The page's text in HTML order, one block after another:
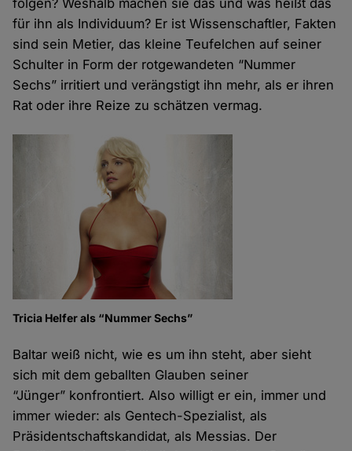
folgen? Weshalb machen sie das und was heißt das
für ihn als Individuum? Er ist Wissenschaftler, Fakten
sind sein Metier, das kleine Teufelchen auf seiner
Schulter in Form der rotgewandeten “Nummer
Sechs” irritiert und verängstigt ihn mehr, als er ihren
Rat oder ihre Reize zu schätzen vermag.
Tricia Helfer als “Nummer Sechs”
Baltar weiß nicht, wie es um ihn steht, aber sieht
sich mit dem geballten Glauben seiner
“Jünger” konfrontiert. Also willigt er ein, immer und
immer wieder: als Gentech-Spezialist, als
Präsidentschaftskandidat, als Messias. Der